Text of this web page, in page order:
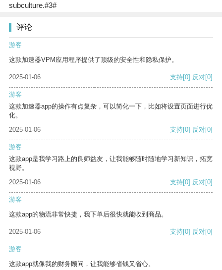
subculture.#3#
评论
游客
这款加速器VPM应用程序提供了顶级的安全性和隐私保护。
2025-01-06 支持[0] 反对[0]
游客
这款加速器app的操作有点复杂，可以简化一下，比如将设置页面进行优
化。
2025-01-06
支持[0] 反对[0]
游客
这款app是我学习路上的良师益友，让我能够随时随地学习新知识，拓宽
视野。
2025-01-06
支持[0] 反对[0]
游客
这款app的物流非常快捷，我下单后很快就能收到商品。
2025-01-06 支持[0] 反对[0]
游客
这款app就像我的财务顾问，让我能够省钱又省心。